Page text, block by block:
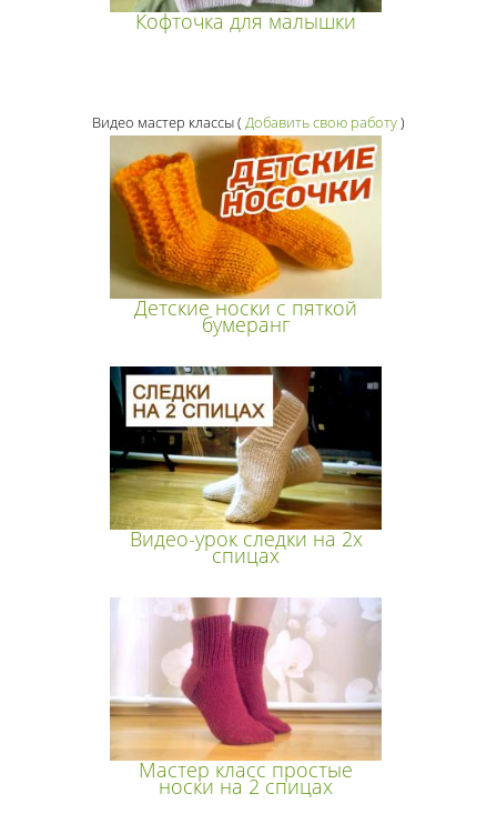
Кофточка для малышки
Видео мастер классы( Добавить свою работу)
Детские носки с пяткой
бумеранг
Видео-урок следки на 2х
спицах
Мастер класс простые
носки на 2 спицах